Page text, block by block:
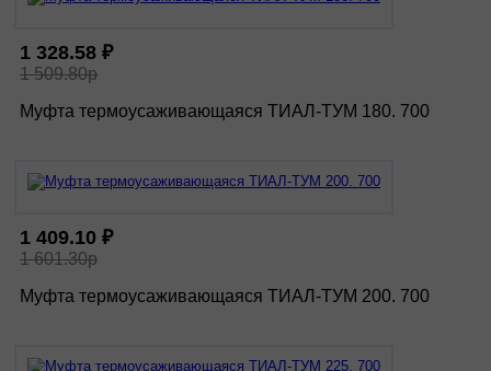
1 328.58 ₽
1 509.80р
Муфта термоусаживающаяся ТИАЛ-ТУМ 180. 700
1 409.10 ₽
1 601.30р
Муфта термоусаживающаяся ТИАЛ-ТУМ 200. 700